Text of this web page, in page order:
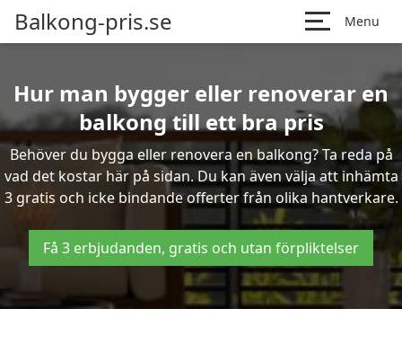
Balkong-pris.se Menu
Hur man bygger eller renoverar en
balkong till ett bra pris
Behöver du bygga eller renovera en balkong? Ta reda på
vad det kostar här på sidan. Du kan även välja att inhämta
3 gratis och icke bindande offerter från olika hantverkare.
Få 3 erbjudanden, gratis och utan förpliktelser